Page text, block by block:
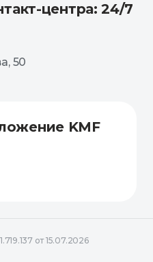
центра: 24/7
50
KMF
от 15.07.2026